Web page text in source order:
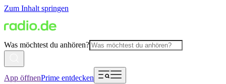
Zum Inhalt springen
Was möchtest du anhören?
App öffnenPrime entdecken